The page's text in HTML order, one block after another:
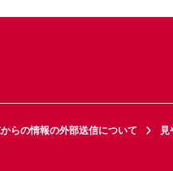
らの情報の外部送信について
見